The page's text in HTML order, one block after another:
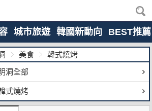
城市旅遊 韓國新動向 BEST推薦
美食
韓式燒烤
洞全部
式燒烤